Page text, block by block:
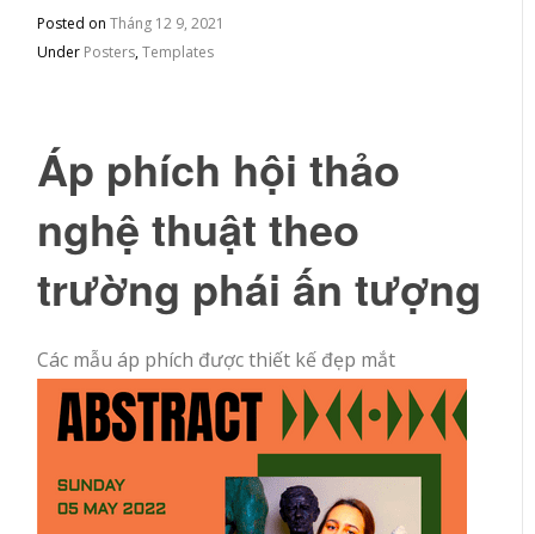
Posted onTháng 12 9, 2021
Under Posters,Templates
Áp phích hội thảo
nghệ thuật theo
trường phái ấn tượng
Các mẫu áp phích được thiết kế đẹp mắt